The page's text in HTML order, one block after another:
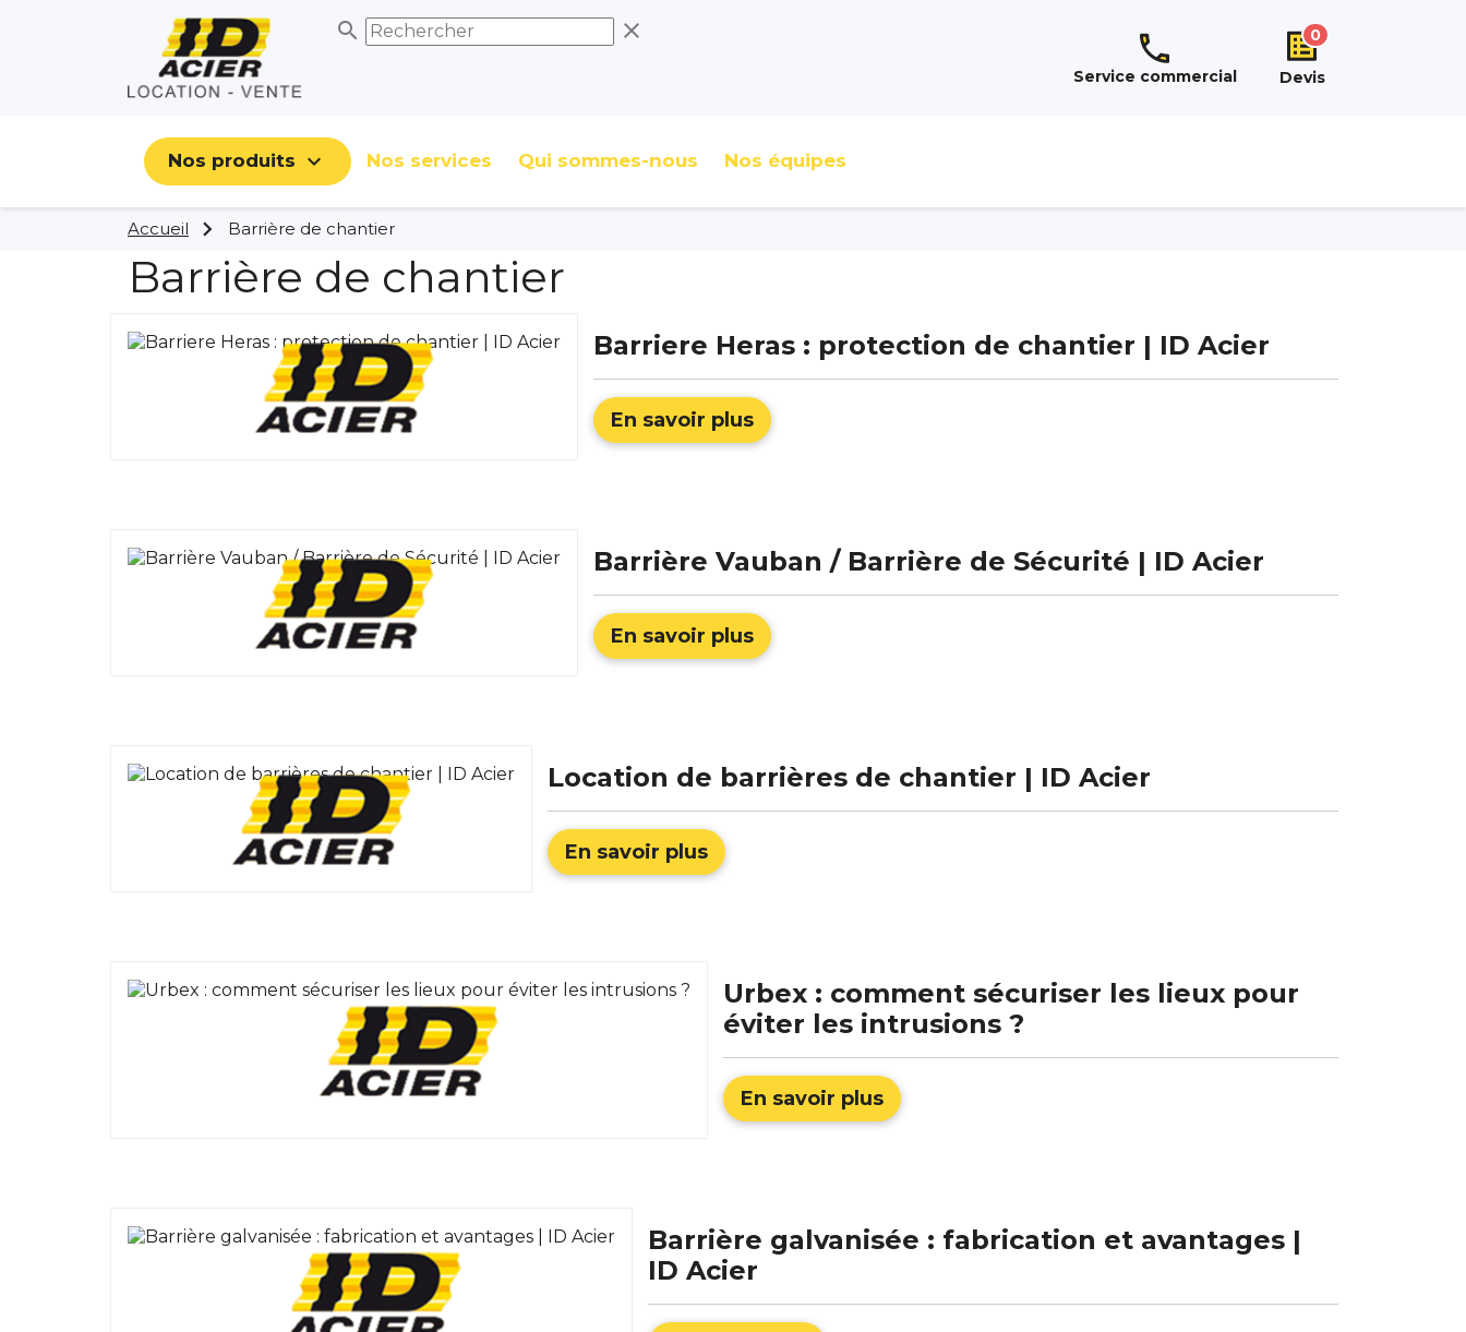
search clear
Service commercial
0
Devis
Nos produits  Nos services Qui sommes-nous Nos équipes
Accueil Barrière de chantier
Barrière de chantier
Barriere Heras : protection de chantier | ID Acier
En savoir plus
Barrière Vauban / Barrière de Sécurité | ID Acier
En savoir plus
Location de barrières de chantier | ID Acier
En savoir plus
Urbex : comment sécuriser les lieux pour
éviter les intrusions ?
En savoir plus
Barrière galvanisée : fabrication et avantages |
ID Acier